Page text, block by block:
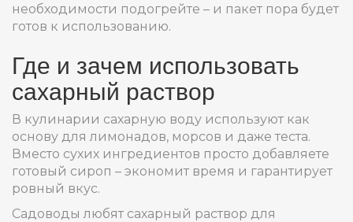
необходимости подогрейте – и пакет пора будет
готов к использованию.
Где и зачем использовать
сахарный раствор
В кулинарии сахарную воду используют как
основу для лимонадов, морсов и даже теста.
Вместо сухих ингредиентов просто добавляете
готовый сироп – экономит время и гарантирует
ровный вкус.
Садоводы любят сахарный раствор для